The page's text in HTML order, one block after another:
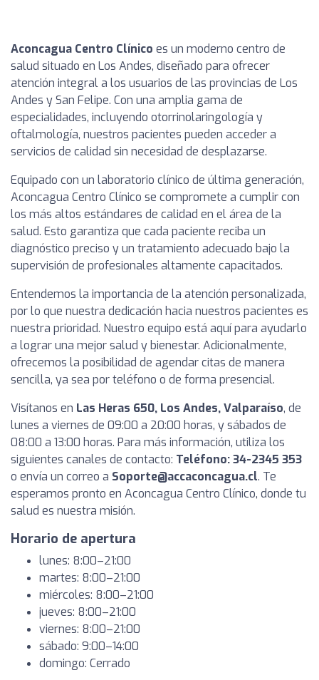
Aconcagua Centro Clínico es un moderno centro de
salud situado en Los Andes, diseñado para ofrecer
atención integral a los usuarios de las provincias de Los
Andes y San Felipe. Con una amplia gama de
especialidades, incluyendo otorrinolaringología y
oftalmología, nuestros pacientes pueden acceder a
servicios de calidad sin necesidad de desplazarse.
Equipado con un laboratorio clínico de última generación,
Aconcagua Centro Clínico se compromete a cumplir con
los más altos estándares de calidad en el área de la
salud. Esto garantiza que cada paciente reciba un
diagnóstico preciso y un tratamiento adecuado bajo la
supervisión de profesionales altamente capacitados.
Entendemos la importancia de la atención personalizada,
por lo que nuestra dedicación hacia nuestros pacientes es
nuestra prioridad. Nuestro equipo está aquí para ayudarlo
a lograr una mejor salud y bienestar. Adicionalmente,
ofrecemos la posibilidad de agendar citas de manera
sencilla, ya sea por teléfono o de forma presencial.
Visítanos en Las Heras 650, Los Andes, Valparaíso, de
lunes a viernes de 09:00 a 20:00 horas, y sábados de
08:00 a 13:00 horas. Para más información, utiliza los
siguientes canales de contacto: Teléfono: 34-2345 353
o envía un correo a Soporte@accaconcagua.cl. Te
esperamos pronto en Aconcagua Centro Clínico, donde tu
salud es nuestra misión.
Horario de apertura
lunes: 8:00–21:00
martes: 8:00–21:00
miércoles: 8:00–21:00
jueves: 8:00–21:00
viernes: 8:00–21:00
sábado: 9:00–14:00
domingo: Cerrado